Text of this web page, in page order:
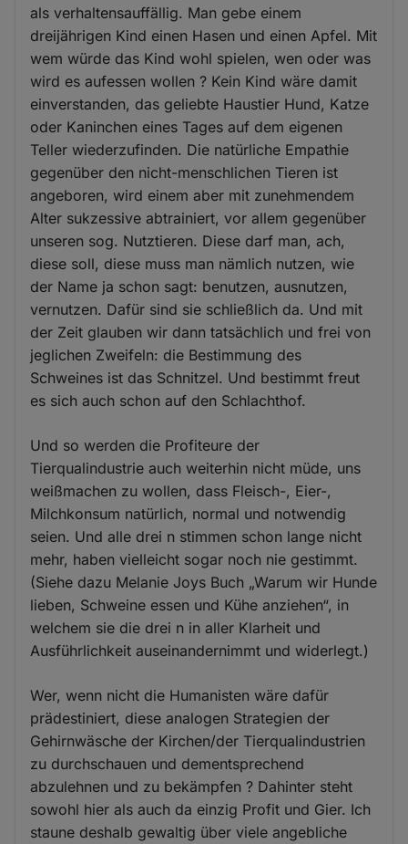
als verhaltensauffällig. Man gebe einem
dreijährigen Kind einen Hasen und einen Apfel. Mit
wem würde das Kind wohl spielen, wen oder was
wird es aufessen wollen ? Kein Kind wäre damit
einverstanden, das geliebte Haustier Hund, Katze
oder Kaninchen eines Tages auf dem eigenen
Teller wiederzufinden. Die natürliche Empathie
gegenüber den nicht-menschlichen Tieren ist
angeboren, wird einem aber mit zunehmendem
Alter sukzessive abtrainiert, vor allem gegenüber
unseren sog. Nutztieren. Diese darf man, ach,
diese soll, diese muss man nämlich nutzen, wie
der Name ja schon sagt: benutzen, ausnutzen,
vernutzen. Dafür sind sie schließlich da. Und mit
der Zeit glauben wir dann tatsächlich und frei von
jeglichen Zweifeln: die Bestimmung des
Schweines ist das Schnitzel. Und bestimmt freut
es sich auch schon auf den Schlachthof.
Und so werden die Profiteure der
Tierqualindustrie auch weiterhin nicht müde, uns
weißmachen zu wollen, dass Fleisch-, Eier-,
Milchkonsum natürlich, normal und notwendig
seien. Und alle drei n stimmen schon lange nicht
mehr, haben vielleicht sogar noch nie gestimmt.
(Siehe dazu Melanie Joys Buch „Warum wir Hunde
lieben, Schweine essen und Kühe anziehen“, in
welchem sie die drei n in aller Klarheit und
Ausführlichkeit auseinandernimmt und widerlegt.)
Wer, wenn nicht die Humanisten wäre dafür
prädestiniert, diese analogen Strategien der
Gehirnwäsche der Kirchen/der Tierqualindustrien
zu durchschauen und dementsprechend
abzulehnen und zu bekämpfen ? Dahinter steht
sowohl hier als auch da einzig Profit und Gier. Ich
staune deshalb gewaltig über viele angebliche